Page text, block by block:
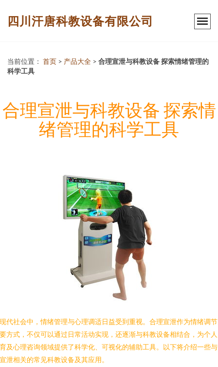
四川汗唐科教设备有限公司
当前位置： 首页 > 产品大全 > 合理宣泄与科教设备 探索情绪管理的
科学工具
合理宣泄与科教设备 探索情
绪管理的科学工具
代社会中，情绪管理与心理调适日益受到重视。合理宣泄作为情绪调
方式，不仅可以通过日常活动实现，还逐渐与科教设备相结合，为个
及心理咨询领域提供了科学化、可视化的辅助工具。以下将介绍一些
泄相关的常见科教设备及其应用。